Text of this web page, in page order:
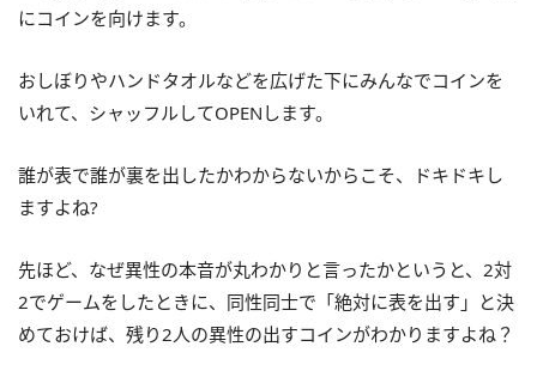
にコインを向けます。
おしぼりやハンドタオルなどを広げた下にみんなでコインを
いれて、シャッフルしてOPENします。
誰が表で誰が裏を出したかわからないからこそ、ドキドキし
ますよね?
先ほど、なぜ異性の本音が丸わかりと言ったかというと、2対
2でゲームをしたときに、同性同士で「絶対に表を出す」と決
めておけば、残り2人の異性の出すコインがわかりますよね？